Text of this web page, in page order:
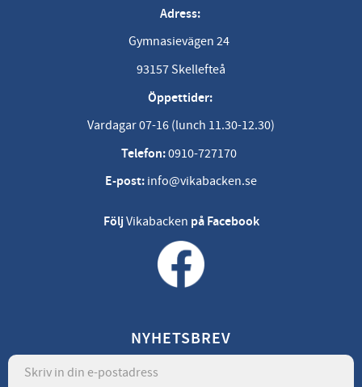
Adress:
Gymnasievägen 24
93157 Skellefteå
Öppettider:
Vardagar 07-16 (lunch 11.30-12.30)
Telefon:0910-727170
E-post: info@vikabacken.se
FöljVikabacken på Facebook
NYHETSBREV